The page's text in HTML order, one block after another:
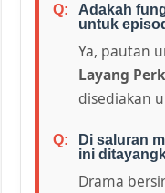
Adakah
untuk
Ya, pautan
Layang
disediakan
Di saluran
ini
Drama